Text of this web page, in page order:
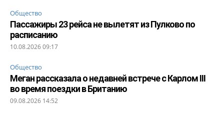
Общество
Пассажиры 23 рейса не вылетят из Пулково по
расписанию
10.08.2026 09:17
Общество
Меган рассказала о недавней встрече с Карлом III
во время поездки в Британию
09.08.2026 14:52